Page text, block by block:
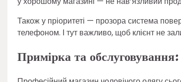
Також у пріоритеті — прозора система
телефоном. І тут важливо, щоб клієнт не
Примірка та